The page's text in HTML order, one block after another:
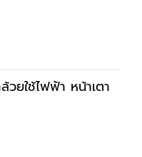
วยใช้ไฟฟ้า หน้าเตา